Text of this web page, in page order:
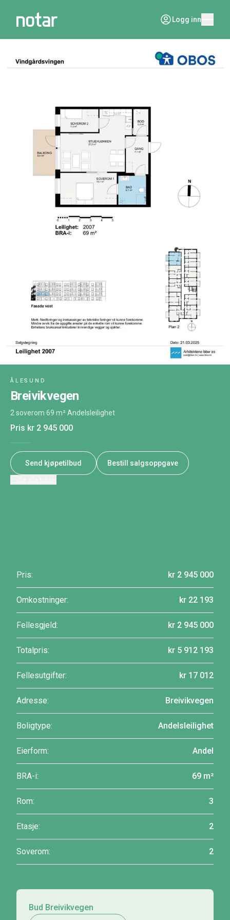
Logg inn
ÅLESUND
Breivikvegen
2 soverom·69 m²·Andelsleilighet
Pris kr 2 945 000
Send kjøpetilbud Bestill salgsoppgave
Pris: kr 2 945 000
Omkostninger: kr 22 193
Fellesgjeld: kr 2 945 000
Totalpris: kr 5 912 193
Fellesutgifter: kr 17 012
Adresse: Breivikvegen
Boligtype: Andelsleilighet
Eierform: Andel
BRA-i: 69 m²
Rom: 3
Etasje: 2
Soverom: 2
Bud Breivikvegen